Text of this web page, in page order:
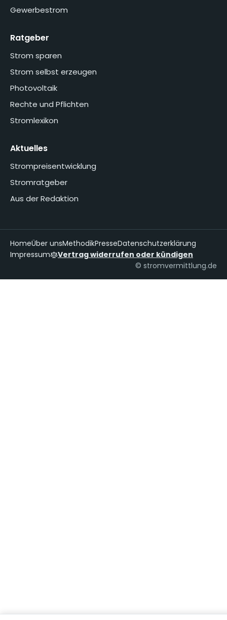
Gewerbestrom
Ratgeber
Strom sparen
Strom selbst erzeugen
Photovoltaik
Rechte und Pflichten
Stromlexikon
Aktuelles
Strompreisentwicklung
Stromratgeber
Aus der Redaktion
HomeÜber unsMethodikPresseDatenschutzerklärung
Impressum
Vertrag widerrufen oder kündigen
© stromvermittlung.de